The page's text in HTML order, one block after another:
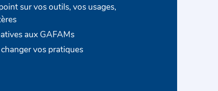
sur vos outils, vos usages,
aux GAFAMs
changer vos pratiques